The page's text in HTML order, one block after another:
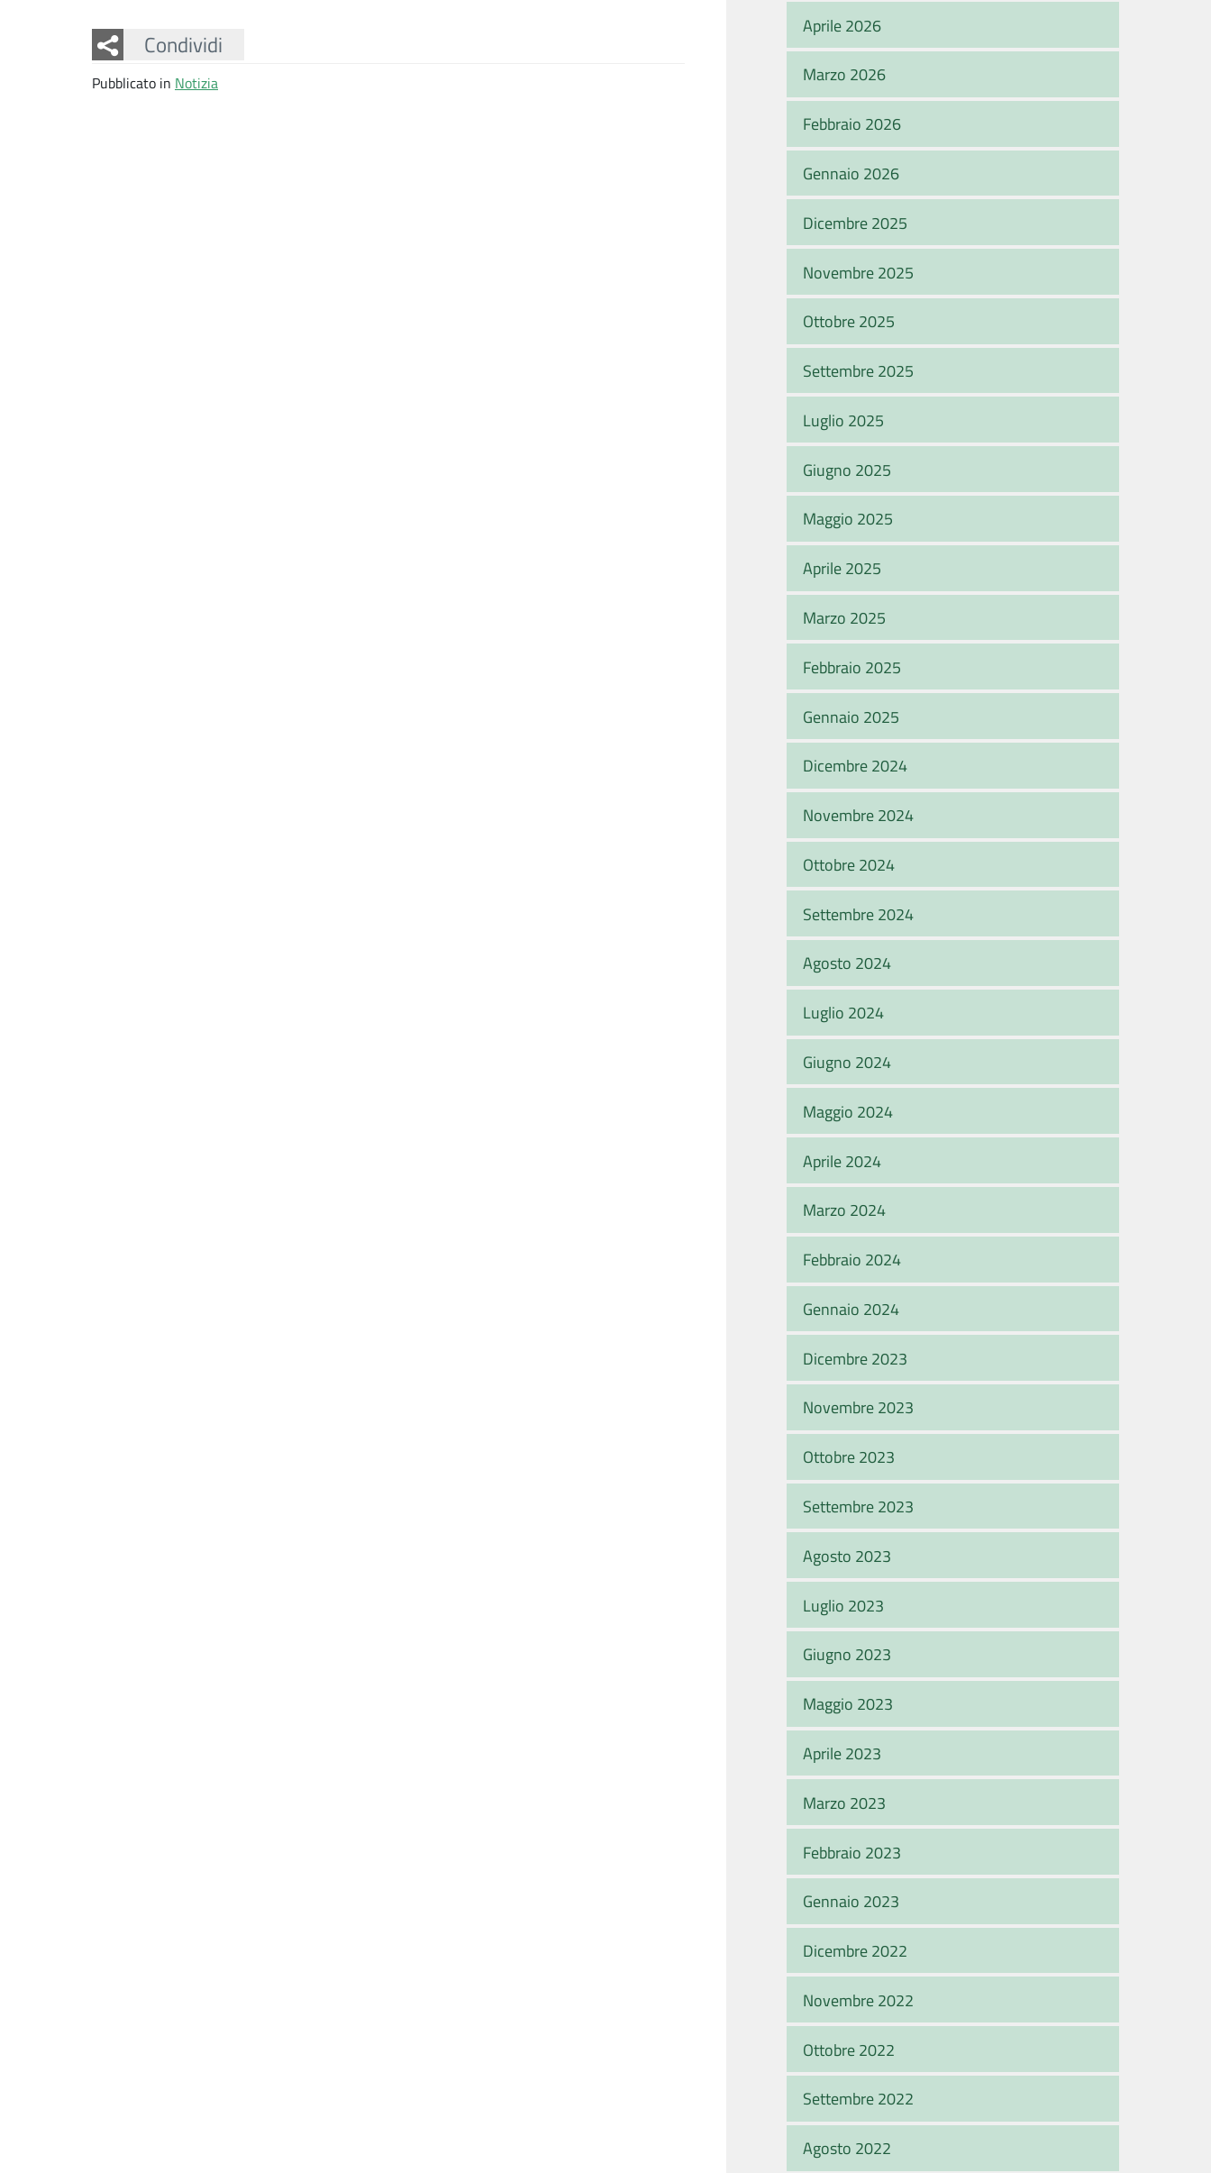
Condividi
Facebook
Twitter
Whatsapp
Pubblicato in Notizia
Aprile 2026
Marzo 2026
Febbraio 2026
Gennaio 2026
Dicembre 2025
Novembre 2025
Ottobre 2025
Settembre 2025
Luglio 2025
Giugno 2025
Maggio 2025
Aprile 2025
Marzo 2025
Febbraio 2025
Gennaio 2025
Dicembre 2024
Novembre 2024
Ottobre 2024
Settembre 2024
Agosto 2024
Luglio 2024
Giugno 2024
Maggio 2024
Aprile 2024
Marzo 2024
Febbraio 2024
Gennaio 2024
Dicembre 2023
Novembre 2023
Ottobre 2023
Settembre 2023
Agosto 2023
Luglio 2023
Giugno 2023
Maggio 2023
Aprile 2023
Marzo 2023
Febbraio 2023
Gennaio 2023
Dicembre 2022
Novembre 2022
Ottobre 2022
Settembre 2022
Agosto 2022